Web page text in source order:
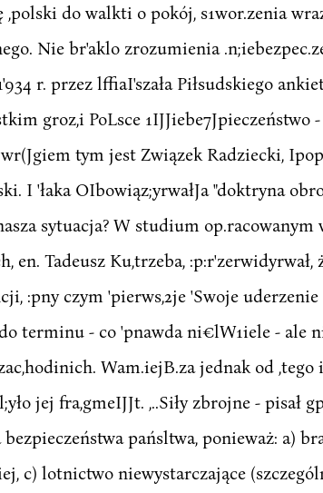
do walkti o pokój, s1wor.zenia
Nie br'aklo zrozumienia
r. przez lffiaI'szała Piłsudskiego
groz,i PoLsce 1IJJiebe7Jpieczeństwo -
tym jest Związek Radziecki,
I 'łaka OIbowiąz;yrwałJa "doktryna
sytuacja? W studium op.racowanym
en. Tadeusz Ku,trzeba, :p:r'zerwidyrwał,
:pny czym 'pierws,2je 'Swoje
terminu - co 'pnawda ni€lW1iele - ale
Wam.iejB.za jednak od ,tego
jej fra,gmeIJJt. ,..Siły zbrojne - pisał
pańsltwa, ponieważ: a)
c) lotnictwo niewystarczające